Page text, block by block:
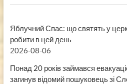
Яблучний Спас: що святять у
робити в цей день
2026-08-06
Понад 20 років займався
загинув відомий пошуковець зі